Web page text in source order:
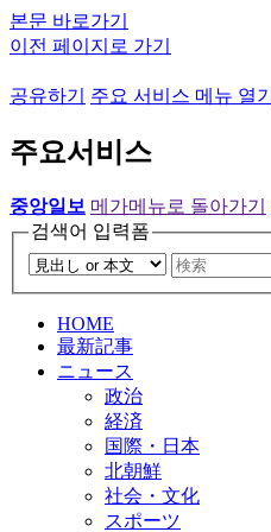
본문 바로가기
이전 페이지로 가기
공유하기 주요 서비스 메뉴 열기
주요서비스
중앙일보 메가메뉴로 돌아가기
검색어 입력폼
HOME
最新記事
ニュース
政治
経済
国際・日本
北朝鮮
社会・文化
スポーツ